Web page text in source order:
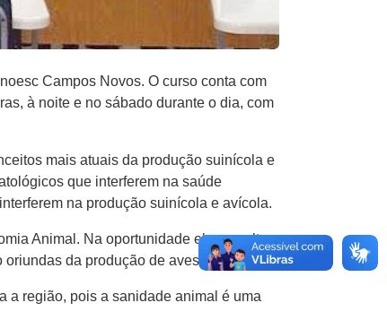
Campos Novos. O curso conta com
à noite e no sábado durante o dia, com
mais atuais da produção suinícola e
que interferem na saúde
na produção suinícola e avícola.
Animal. Na oportunidade ele ressaltou
da produção de aves e suínos.
a região, pois a sanidade animal é uma